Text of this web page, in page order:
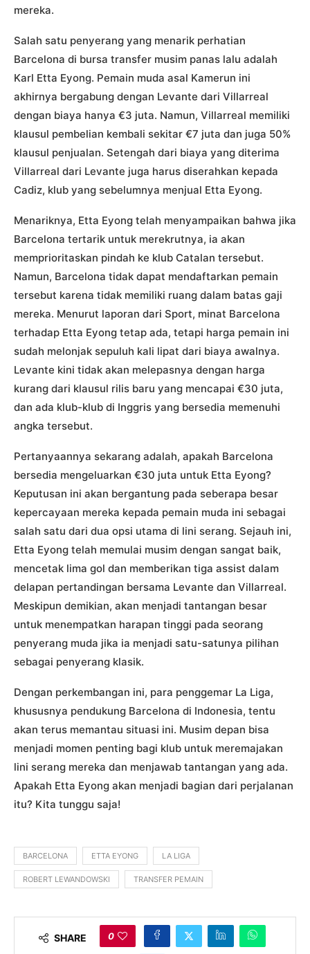
mereka.
Salah satu penyerang yang menarik perhatian
Barcelona di bursa transfer musim panas lalu adalah
Karl Etta Eyong. Pemain muda asal Kamerun ini
akhirnya bergabung dengan Levante dari Villarreal
dengan biaya hanya €3 juta. Namun, Villarreal memiliki
klausul pembelian kembali sekitar €7 juta dan juga 50%
klausul penjualan. Setengah dari biaya yang diterima
Villarreal dari Levante juga harus diserahkan kepada
Cadiz, klub yang sebelumnya menjual Etta Eyong.
Menariknya, Etta Eyong telah menyampaikan bahwa jika
Barcelona tertarik untuk merekrutnya, ia akan
memprioritaskan pindah ke klub Catalan tersebut.
Namun, Barcelona tidak dapat mendaftarkan pemain
tersebut karena tidak memiliki ruang dalam batas gaji
mereka. Menurut laporan dari Sport, minat Barcelona
terhadap Etta Eyong tetap ada, tetapi harga pemain ini
sudah melonjak sepuluh kali lipat dari biaya awalnya.
Levante kini tidak akan melepasnya dengan harga
kurang dari klausul rilis baru yang mencapai €30 juta,
dan ada klub-klub di Inggris yang bersedia memenuhi
angka tersebut.
Pertanyaannya sekarang adalah, apakah Barcelona
bersedia mengeluarkan €30 juta untuk Etta Eyong?
Keputusan ini akan bergantung pada seberapa besar
kepercayaan mereka kepada pemain muda ini sebagai
salah satu dari dua opsi utama di lini serang. Sejauh ini,
Etta Eyong telah memulai musim dengan sangat baik,
mencetak lima gol dan memberikan tiga assist dalam
delapan pertandingan bersama Levante dan Villarreal.
Meskipun demikian, akan menjadi tantangan besar
untuk menempatkan harapan tinggi pada seorang
penyerang muda jika ia menjadi satu-satunya pilihan
sebagai penyerang klasik.
Dengan perkembangan ini, para penggemar La Liga,
khususnya pendukung Barcelona di Indonesia, tentu
akan terus memantau situasi ini. Musim depan bisa
menjadi momen penting bagi klub untuk meremajakan
lini serang mereka dan menjawab tantangan yang ada.
Apakah Etta Eyong akan menjadi bagian dari perjalanan
itu? Kita tunggu saja!
BARCELONA ETTA EYONG LA LIGA
ROBERT LEWANDOWSKI TRANSFER PEMAIN
SHARE 0